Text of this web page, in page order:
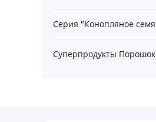
спирулины
Серия "Конопляное семя
Суперпродукты Порошок